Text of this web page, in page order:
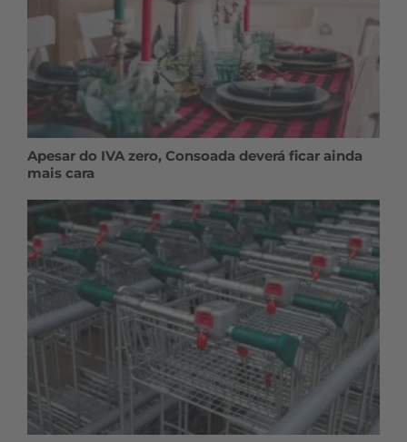
Apesar do IVA zero, Consoada deverá ficar ainda
mais cara